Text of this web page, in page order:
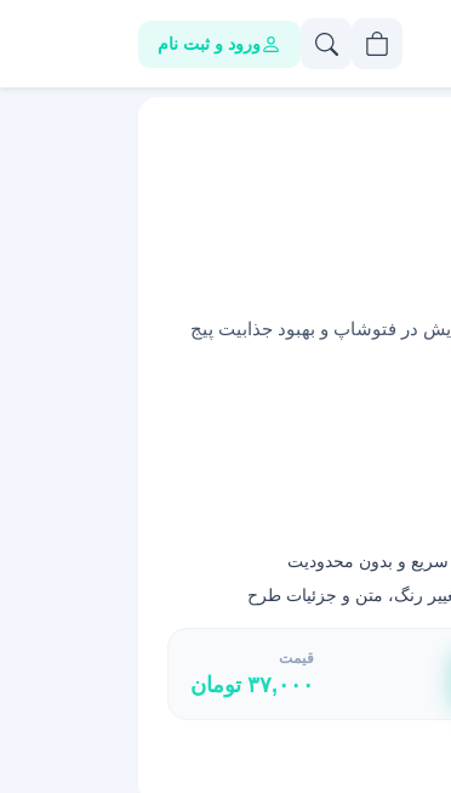
ورود و ثبت نام
در فتوشاپ و بهبود جذابیت پیج
سریع و بدون محدودیت
رنگ، متن و جزئیات طرح
قیمت
۳۷,۰۰۰ تومان